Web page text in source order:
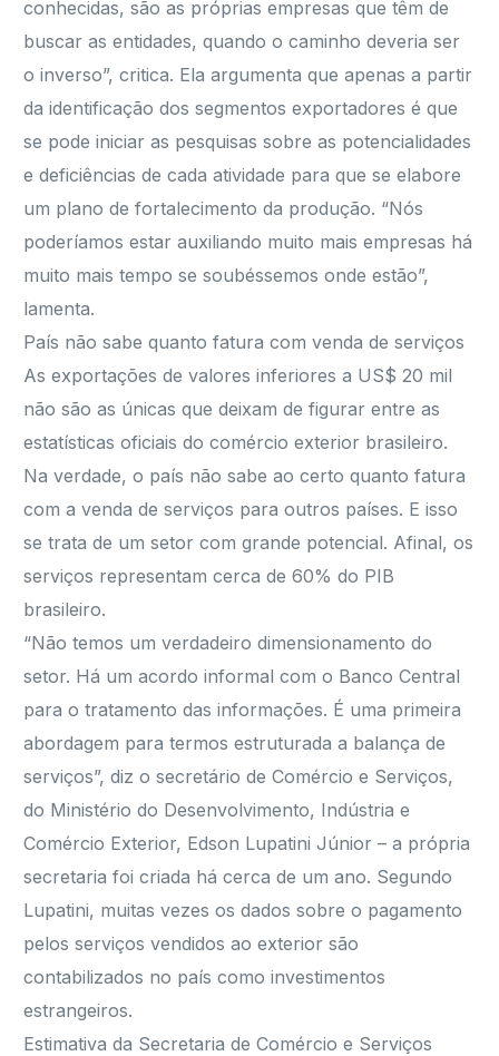
conhecidas, são as próprias empresas que têm de
buscar as entidades, quando o caminho deveria ser
o inverso”, critica. Ela argumenta que apenas a partir
da identificação dos segmentos exportadores é que
se pode iniciar as pesquisas sobre as potencialidades
e deficiências de cada atividade para que se elabore
um plano de fortalecimento da produção. “Nós
poderíamos estar auxiliando muito mais empresas há
muito mais tempo se soubéssemos onde estão”,
lamenta.
País não sabe quanto fatura com venda de serviços
As exportações de valores inferiores a US$ 20 mil
não são as únicas que deixam de figurar entre as
estatísticas oficiais do comércio exterior brasileiro.
Na verdade, o país não sabe ao certo quanto fatura
com a venda de serviços para outros países. E isso
se trata de um setor com grande potencial. Afinal, os
serviços representam cerca de 60% do PIB
brasileiro.
“Não temos um verdadeiro dimensionamento do
setor. Há um acordo informal com o Banco Central
para o tratamento das informações. É uma primeira
abordagem para termos estruturada a balança de
serviços”, diz o secretário de Comércio e Serviços,
do Ministério do Desenvolvimento, Indústria e
Comércio Exterior, Edson Lupatini Júnior – a própria
secretaria foi criada há cerca de um ano. Segundo
Lupatini, muitas vezes os dados sobre o pagamento
pelos serviços vendidos ao exterior são
contabilizados no país como investimentos
estrangeiros.
Estimativa da Secretaria de Comércio e Serviços